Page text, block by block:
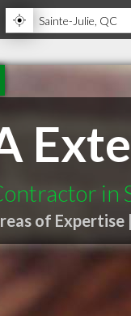
in
of Expertise |